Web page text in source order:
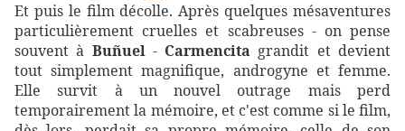
Et puis le film décolle. Après quelques mésaventures
particulièrement cruelles et scabreuses - on pense
souvent à Buñuel- Carmencita grandit et devient
tout simplement magnifique, androgyne et femme.
Elle survit à un nouvel outrage mais perd
temporairement la mémoire, et c'est comme si le film,